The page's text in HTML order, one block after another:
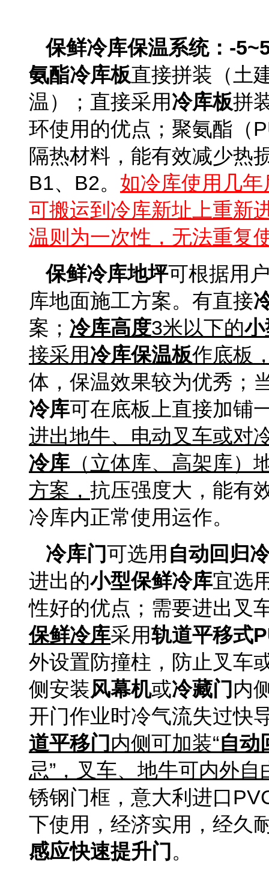
保鲜冷库保温系统：-
氨酯冷库板直接拼装（土
温）；直接采用冷库板拼
环使用的优点；聚氨酯（
隔热材料，能有效减少热
B1、B2。 如冷库使用几
可搬运到冷库新址上重新
温则为一次性，无法重复
保鲜冷库地坪可根据用
库地面施工方案。有直接
案； 冷库高度3米以下的
接采用冷库保温板作底板
体，保温效果较为优秀；
冷库可在底板上直接加铺
进出地牛、电动叉车或对
冷库 （立体库、高架库
方案， 抗压强度大，能有
冷库内正常使用运作。
冷库门可选用 自动回归
进出的小型保鲜冷库宜选
性好的优点；需要进出叉
保鲜冷库采用轨道平移式
外设置防撞柱，防止叉车
侧安装风幕机或冷藏门 内
开门作业时冷气流失过快
道平移门 内侧可加装“自动
忌”，叉车、地牛可内外
锈钢门框，意大利进口
下使用，经济实用，经久
感应快速提升门 。